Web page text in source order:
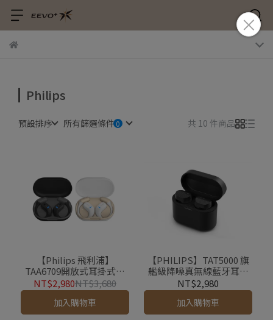
Philips
預設排序 所有篩選條件 共 10 件商品
【Philips 飛利浦】
TAA6709開放式耳掛式藍
牙耳機
NT$2,980NT$3,680
加入購物車
【PHILIPS】TAT5000 旗
艦級降噪真無線藍牙耳機
(預購）
NT$2,980
加入購物車